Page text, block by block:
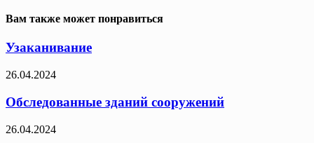
Вам также может понравиться
Узаканивание
26.04.2024
Обследованные зданий сооружений
26.04.2024